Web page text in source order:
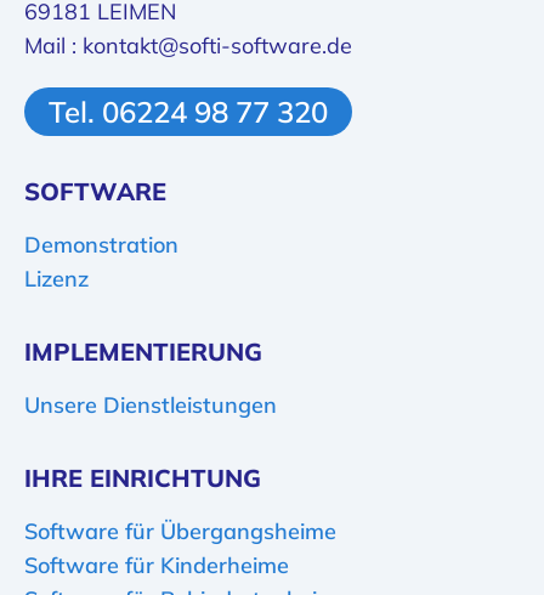
69181 LEIMEN
Mail : kontakt@softi-software.de
Tel. 06224 98 77 320
SOFTWARE
Demonstration
Lizenz
IMPLEMENTIERUNG
Unsere Dienstleistungen
IHRE EINRICHTUNG
Software für Übergangsheime
Software für Kinderheime